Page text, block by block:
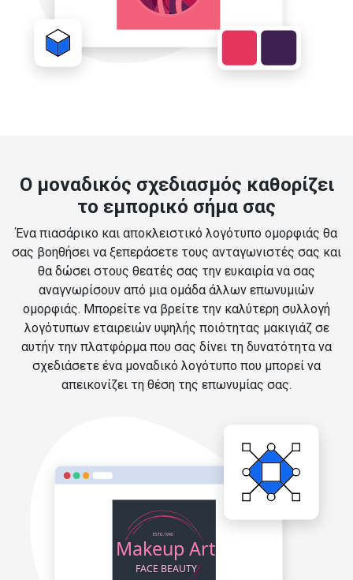
Ο μοναδικός σχεδιασμός καθορίζει
το εμπορικό σήμα σας
Ένα πιασάρικο και αποκλειστικό λογότυπο ομορφιάς θα
σας βοηθήσει να ξεπεράσετε τους ανταγωνιστές σας και
θα δώσει στους θεατές σας την ευκαιρία να σας
αναγνωρίσουν από μια ομάδα άλλων επωνυμιών
ομορφιάς. Μπορείτε να βρείτε την καλύτερη συλλογή
λογότυπων εταιρειών υψηλής ποιότητας μακιγιάζ σε
αυτήν την πλατφόρμα που σας δίνει τη δυνατότητα να
σχεδιάσετε ένα μοναδικό λογότυπο που μπορεί να
απεικονίζει τη θέση της επωνυμίας σας.